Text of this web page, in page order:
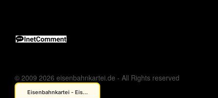
© 2009 2026 eisenbahnkartei.de - All Rights reserved